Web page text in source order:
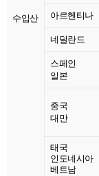
수입산 아르헨티나
네덜란드
스페인
일본
중국
대만
태국
인도네시아
베트남